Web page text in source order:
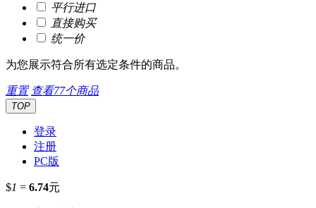
平行进口
直接购买
统一价
为您展示符合所有选定条件的商品。
重置 查看77个商品
TOP
登录
注册
PC版
$1 = 6.74元